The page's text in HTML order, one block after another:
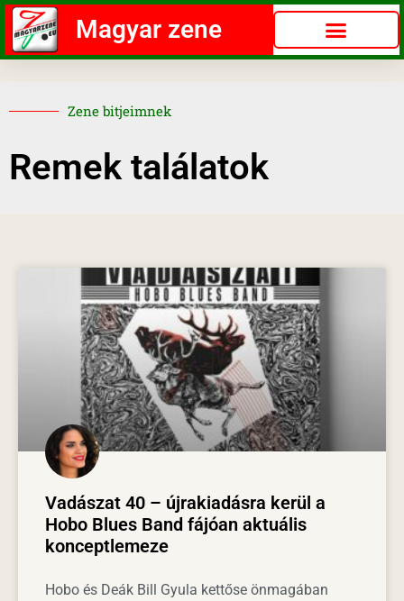
Magyar zene
Zene bitjeimnek
Remek találatok
Vadászat 40 – újrakiadásra kerül a
Hobo Blues Band fájóan aktuális
konceptlemeze
Hobo és Deák Bill Gyula kettőse önmagában